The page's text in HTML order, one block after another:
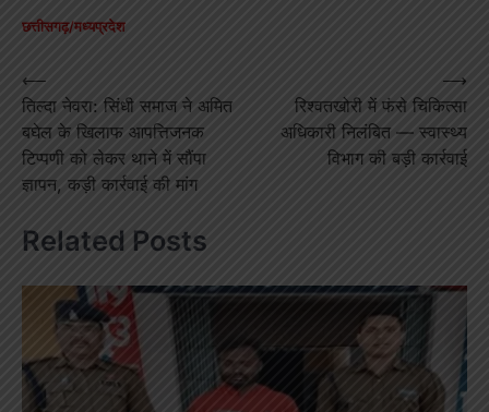
छत्तीसगढ़/मध्यप्रदेश
Post
navigation
⟵
तिल्दा नेवरा: सिंधी समाज ने अमित
बघेल के खिलाफ आपत्तिजनक
टिप्पणी को लेकर थाने में सौंपा
ज्ञापन, कड़ी कार्रवाई की मांग
रिश्वतखोरी में फंसे चिकित्सा
अधिकारी निलंबित — स्वास्थ्य
विभाग की बड़ी कार्रवाई
⟶
Related Posts